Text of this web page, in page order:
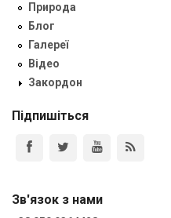
Природа
Блог
Галереї
Відео
Закордон
Підпишіться
Зв'язок з нами